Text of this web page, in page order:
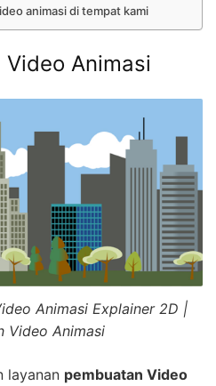
animasi di tempat kami
Animasi
Animasi Explainer 2D |
Video Animasi
layanan pembuatan Video